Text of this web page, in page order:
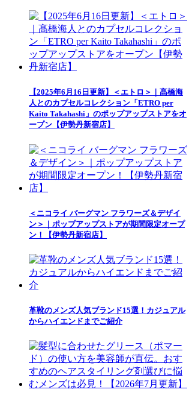
【2025年6月16日更新】＜エトロ＞｜髙橋海
人とのカプセルコレクション「ETRO per
Kaito Takahashi」のポップアップストアをオ
ープン【伊勢丹新宿店】
＜ニコライ バーグマン フラワーズ＆デザイ
ン＞｜ポップアップストアが期間限定オープ
ン！【伊勢丹新宿店】
革靴のメンズ人気ブランド15選！カジュアル
からハイエンドまでご紹介